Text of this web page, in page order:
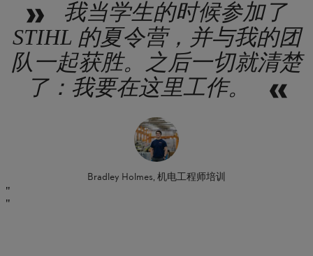
我当学生的时候参加了
STIHL 的夏令营，并与我的团
队一起获胜。之后一切就清楚
了：我要在这里工作。
Bradley Holmes, 机电工程师培训